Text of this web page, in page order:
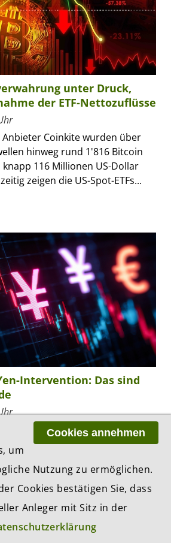
unter Druck,
der ETF-Nettozuflüsse
Anbieter Coinkite wurden über
hinweg rund 1'816 Bitcoin
116 Millionen US-Dollar
zeigen die US-Spot-ETFs...
Intervention: Das sind
Montag gegenüber dem
nachgegeben, nachdem
Trump und Japans
Katayama die gemeinsame
Cookies annehmen
um
Nutzung zu ermöglichen.
Cookies bestätigen Sie, dass
Anleger mit Sitz in der